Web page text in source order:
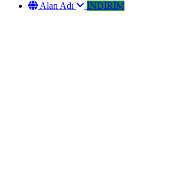
Alan Adı İNDİRİM